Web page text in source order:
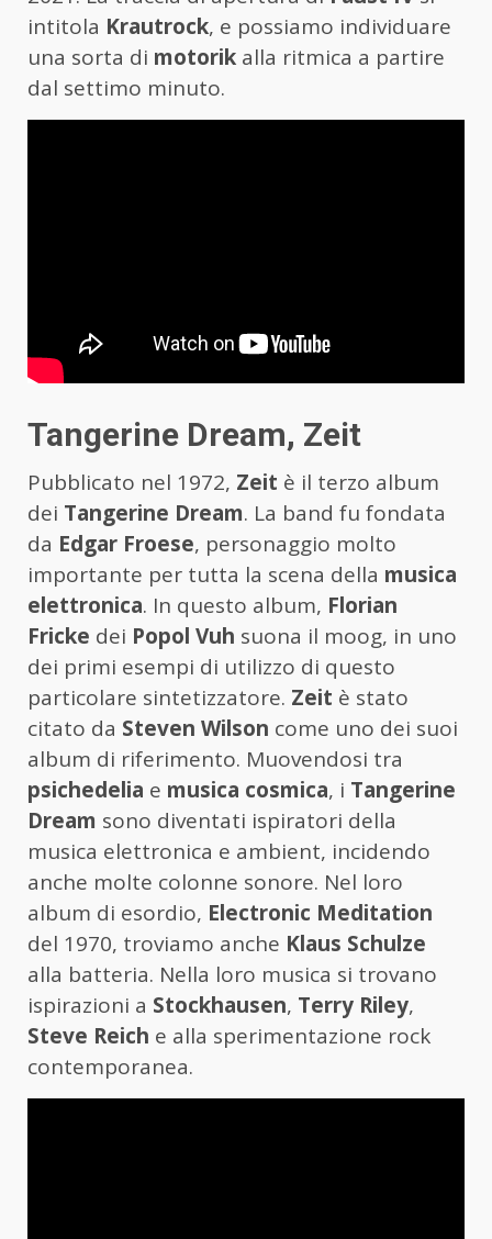
intitola Krautrock, e possiamo individuare
una sorta di motorik alla ritmica a partire
dal settimo minuto.
Tangerine Dream, Zeit
Pubblicato nel 1972, Zeit è il terzo album
dei Tangerine Dream. La band fu fondata
da Edgar Froese, personaggio molto
importante per tutta la scena della musica
elettronica. In questo album, Florian
Fricke dei Popol Vuh suona il moog, in uno
dei primi esempi di utilizzo di questo
particolare sintetizzatore. Zeit è stato
citato da Steven Wilson come uno dei suoi
album di riferimento. Muovendosi tra
psichedelia e musica cosmica, i Tangerine
Dream sono diventati ispiratori della
musica elettronica e ambient, incidendo
anche molte colonne sonore. Nel loro
album di esordio, Electronic Meditation
del 1970, troviamo anche Klaus Schulze
alla batteria. Nella loro musica si trovano
ispirazioni a Stockhausen, Terry Riley,
Steve Reich e alla sperimentazione rock
contemporanea.